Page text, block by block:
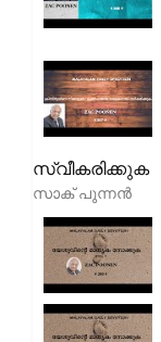
സ്വീകരിക്കുക
സാക് പുന്നൻ